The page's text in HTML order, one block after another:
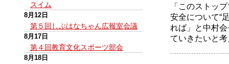
スイム
8月12日
第５回しぶはなちゃん広報室会議
8月17日
第４回教育文化スポーツ部会
8月18日
「このストッ
安全について“
れば」と中村
ていきたいと